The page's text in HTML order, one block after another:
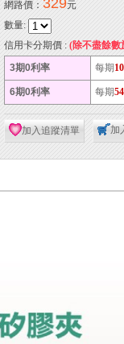
網路價： 329元
數量:
信用卡分期價 : (除不盡餘數
3期0利率
每期
6期0利率 每期54
加入追蹤清單 加